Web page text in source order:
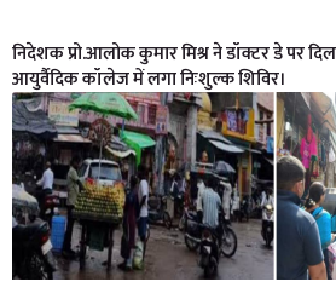
निदेशक प्रो.आलोक कुमार मिश्र ने डॉक्टर डे पर
आयुर्वैदिक कॉलेज में लगा निःशुल्क शिविर।